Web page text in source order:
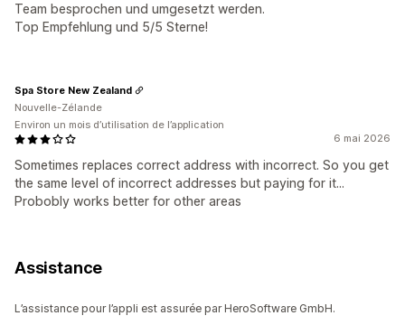
Team besprochen und umgesetzt werden.
Top Empfehlung und 5/5 Sterne!
6 mai 2026
Sometimes replaces correct address with incorrect. So you get
the same level of incorrect addresses but paying for it...
Probobly works better for other areas
Spa Store New Zealand
Nouvelle-Zélande
Environ un mois d’utilisation de l’application
Assistance
L’assistance pour l’appli est assurée par HeroSoftware GmbH.